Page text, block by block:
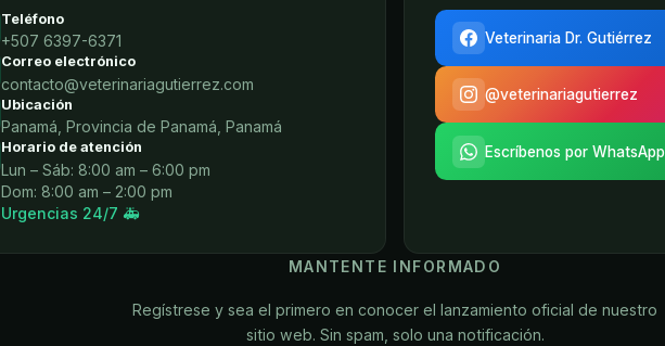
Teléfono
+507 6397-6371
Correo electrónico
contacto@veterinariagutierrez.com
Ubicación
Panamá, Provincia de Panamá, Panamá
Horario de atención
Lun – Sáb: 8:00 am – 6:00 pm
Dom: 8:00 am – 2:00 pm
Urgencias 24/7 🚑
Veterinaria Dr. Gutiérrez
@veterinariagutierrez
Escríbenos por WhatsApp
MANTENTE INFORMADO
Regístrese y sea el primero en conocer el lanzamiento oficial de nuestro
sitio web. Sin spam, solo una notificación.